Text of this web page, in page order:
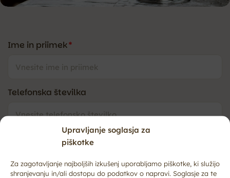
Upravljanje soglasja za
piškotke
Za zagotavljanje najboljših izkušenj uporabljamo piškotke, ki služijo
shranjevanju in/ali dostopu do podatkov o napravi. Soglasje za te
Ime in priimek*
Telefonska številka